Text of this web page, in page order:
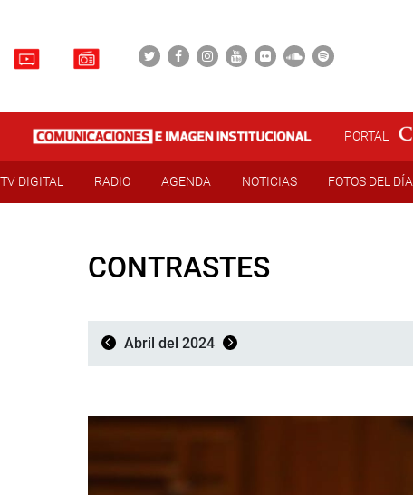
PORTAL
TV DIGITAL RADIO AGENDA NOTICIAS FOTOS DEL DÍA
CONTRASTES
Abril del 2024